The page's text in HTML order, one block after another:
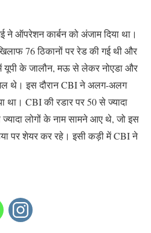
ऑपरेशन कार्बन को अंजाम दिया था।
76 ठिकानों पर रेड की गई थी और
यूपी के जालौन, मऊ से लेकर नोएडा और
थे। इस दौरान CBI ने अलग-अलग
था। CBI की रडार पर 50 से ज्यादा
लोगों के नाम सामने आए थे, जो इस
पर शेयर कर रहे। इसी कड़ी में CBI ने